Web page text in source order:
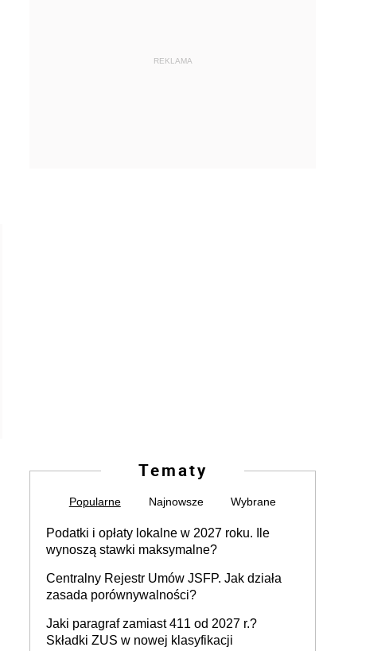
REKLAMA
Tematy
Popularne Najnowsze Wybrane
Podatki i opłaty lokalne w 2027 roku. Ile
wynoszą stawki maksymalne?
Centralny Rejestr Umów JSFP. Jak działa
zasada porównywalności?
Jaki paragraf zamiast 411 od 2027 r.?
Składki ZUS w nowej klasyfikacji